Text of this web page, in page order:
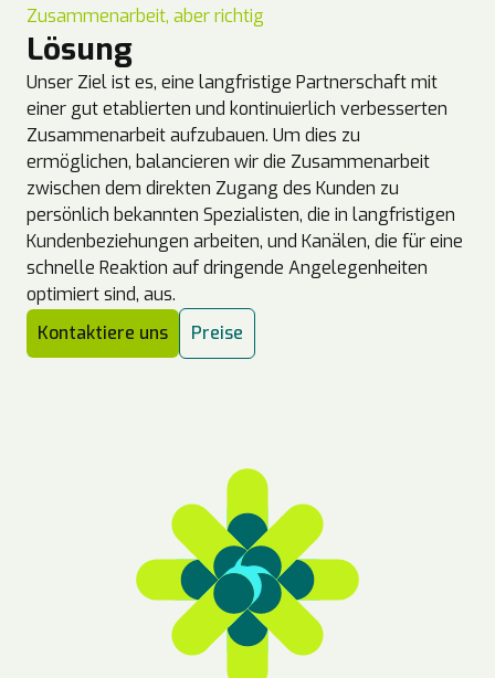
Zusammenarbeit, aber richtig
Lösung
Unser Ziel ist es, eine langfristige Partnerschaft mit
einer gut etablierten und kontinuierlich verbesserten
Zusammenarbeit aufzubauen. Um dies zu
ermöglichen, balancieren wir die Zusammenarbeit
zwischen dem direkten Zugang des Kunden zu
persönlich bekannten Spezialisten, die in langfristigen
Kundenbeziehungen arbeiten, und Kanälen, die für eine
schnelle Reaktion auf dringende Angelegenheiten
optimiert sind, aus.
Kontaktiere uns
Preise